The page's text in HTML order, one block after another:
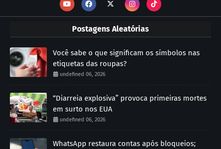
Postagens Aleatórias
Você sabe o que significam os símbolos nas
etiquetas das roupas?
undefined 06, 2026
“Diarreia explosiva” provoca primeiras mortes
em surto nos EUA
undefined 06, 2026
WhatsApp restaura contas após bloqueios;